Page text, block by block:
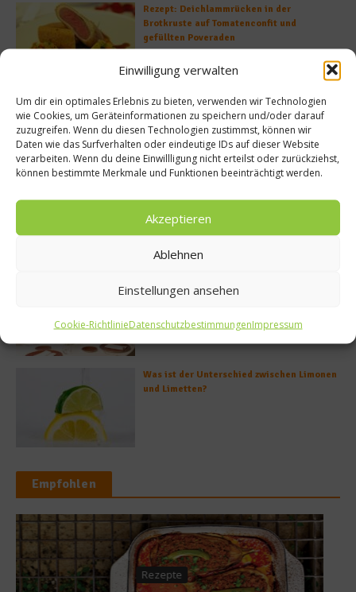
Einwilligung verwalten
Um dir ein optimales Erlebnis zu bieten, verwenden wir Technologien
wie Cookies, um Geräteinformationen zu speichern und/oder darauf
zuzugreifen. Wenn du diesen Technologien zustimmst, können wir
Daten wie das Surfverhalten oder eindeutige IDs auf dieser Website
verarbeiten. Wenn du deine Einwillligung nicht erteilst oder zurückziehst,
können bestimmte Merkmale und Funktionen beeinträchtigt werden.
Akzeptieren
Ablehnen
Einstellungen ansehen
Cookie-RichtlinieDatenschutzbestimmungenImpressum
Rezept: Deichlammrücken in der
Brotkruste auf Tomatenconfit und
gefüllten Poveraden
Rezept: Lachs-Ei-Röllchen
Beachcomber – Alles über das Restaurant
Heinz Beck im Forte Village Resort
Was ist der Unterschied zwischen Limonen
und Limetten?
Empfohlen
News